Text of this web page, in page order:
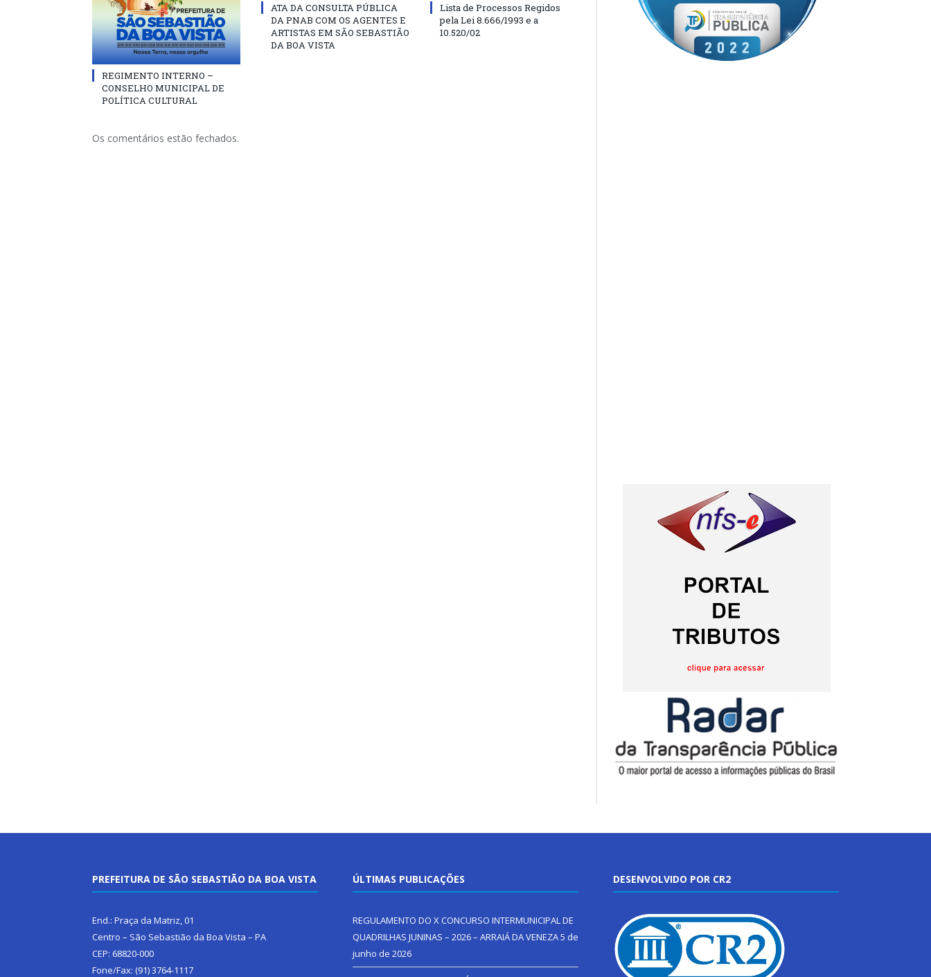
REGIMENTO INTERNO –
CONSELHO MUNICIPAL DE
POLÍTICA CULTURAL
ATA DA CONSULTA PÚBLICA
DA PNAB COM OS AGENTES E
ARTISTAS EM SÃO SEBASTIÃO
DA BOA VISTA
Lista de Processos Regidos
pela Lei 8.666/1993 e a
10.520/02
Os comentários estão fechados.
PREFEITURA DE SÃO SEBASTIÃO DA BOA VISTA
End.: Praça da Matriz, 01
Centro – São Sebastião da Boa Vista – PA
CEP: 68820-000
Fone/Fax: (91) 3764-1117
ÚLTIMAS PUBLICAÇÕES
REGULAMENTO DO X CONCURSO INTERMUNICIPAL DE
QUADRILHAS JUNINAS – 2026 – ARRAIÁ DA VENEZA5 de
junho de 2026
DESENVOLVIDO POR CR2